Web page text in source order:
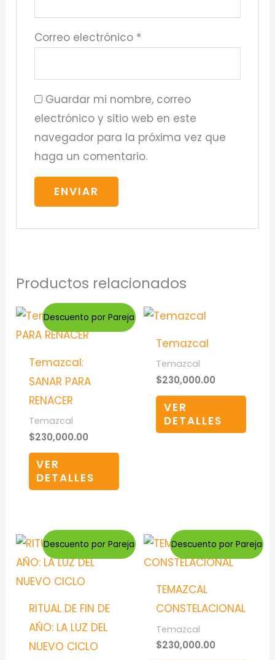
Correo electrónico *
Guardar mi nombre, correo
electrónico y sitio web en este
navegador para la próxima vez que
haga un comentario.
Productos relacionados
Descuento por Pareja
Temazcal:
SANAR PARA
RENACER
Temazcal
$230,000.00
VER
DETALLES
Temazcal
Temazcal
$230,000.00
VER
DETALLES
Descuento por Pareja
RITUAL DE FIN DE
AÑO: LA LUZ DEL
NUEVO CICLO
Descuento por Pareja
TEMAZCAL
CONSTELACIONAL
Temazcal
$230,000.00